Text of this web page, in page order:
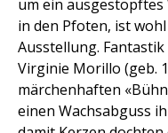
um ein ausgestopftes
in den Pfoten, ist
Ausstellung.
Virginie Morillo (geb.
märchenhaften
einen Wachsabguss